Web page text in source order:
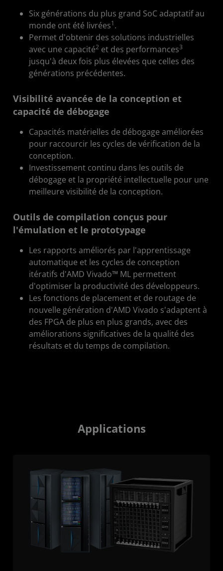
Six générations du plus grand SoC adaptatif au
monde ont été livrées1.
Permet d'obtenir des solutions industrielles
avec une capacité2 et des performances3
jusqu'à deux fois plus élevées que celles des
générations précédentes.
Visibilité avancée de la conception et
capacité de débogage
Capacités matérielles de débogage améliorées
pour raccourcir les cycles de vérification de la
conception.
Investissement continu dans les outils de
débogage et la propriété intellectuelle pour une
meilleure visibilité de la conception.
Outils de compilation conçus pour
l'émulation et le prototypage
Les rapports améliorés par l'apprentissage
automatique et les cycles de conception
itératifs d'AMD Vivado™ ML permettent
d'optimiser la productivité des développeurs.
Les fonctions de placement et de routage de
nouvelle génération d'AMD Vivado s'adaptent à
des FPGA de plus en plus grands, avec des
améliorations significatives de la qualité des
résultats et du temps de compilation.
Applications